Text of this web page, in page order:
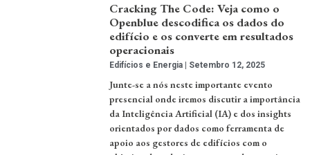
Cracking The Code: Veja como o
Openblue descodifica os dados do
edifício e os converte em resultados
operacionais
Edifícios e Energia Setembro 12, 2025
Junte-se a nós neste importante evento
presencial onde iremos discutir a importância
da Inteligência Artificial (IA) e dos insights
orientados por dados como ferramenta de
apoio aos gestores de edifícios com o